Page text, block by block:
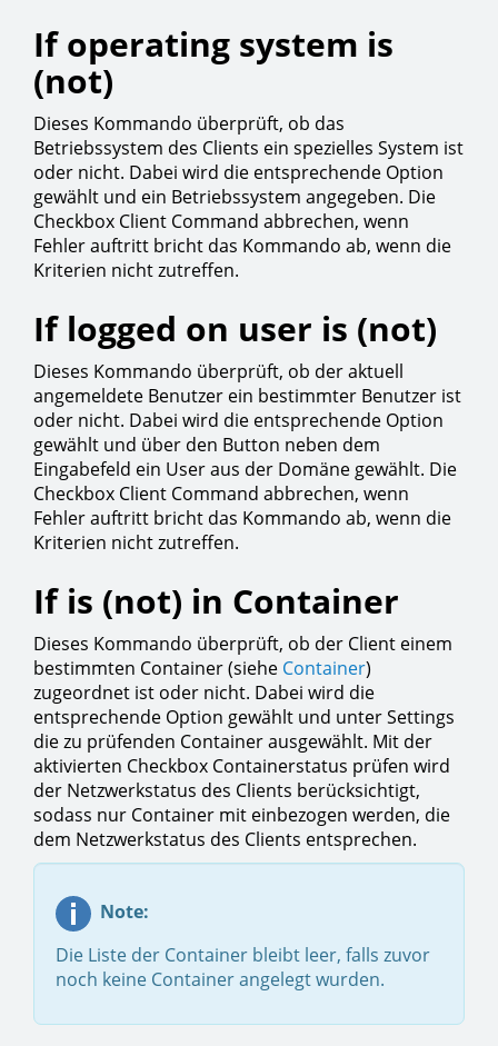
If operating system is
(not)
Dieses Kommando überprüft, ob das
Betriebssystem des Clients ein spezielles System ist
oder nicht. Dabei wird die entsprechende Option
gewählt und ein Betriebssystem angegeben. Die
Checkbox Client Command abbrechen, wenn
Fehler auftritt bricht das Kommando ab, wenn die
Kriterien nicht zutreffen.
If logged on user is (not)
Dieses Kommando überprüft, ob der aktuell
angemeldete Benutzer ein bestimmter Benutzer ist
oder nicht. Dabei wird die entsprechende Option
gewählt und über den Button neben dem
Eingabefeld ein User aus der Domäne gewählt. Die
Checkbox Client Command abbrechen, wenn
Fehler auftritt bricht das Kommando ab, wenn die
Kriterien nicht zutreffen.
If is (not) in Container
Dieses Kommando überprüft, ob der Client einem
bestimmten Container (siehe Container)
zugeordnet ist oder nicht. Dabei wird die
entsprechende Option gewählt und unter Settings
die zu prüfenden Container ausgewählt. Mit der
aktivierten Checkbox Containerstatus prüfen wird
der Netzwerkstatus des Clients berücksichtigt,
sodass nur Container mit einbezogen werden, die
dem Netzwerkstatus des Clients entsprechen.
Note:
Die Liste der Container bleibt leer, falls zuvor
noch keine Container angelegt wurden.